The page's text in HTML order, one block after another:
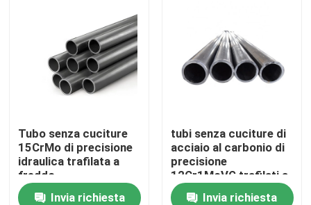
piatto di acciaio al carbonio
Tubo d'acciaio senza cuciture
Tubo senza cuciture della lega
Tubo ad alta pressione della caldaia
Tubo senza cuciture
15CrMo di precisione
idraulica trafilata a
freddo
Invia richiesta
tubi senza cuciture di
acciaio al carbonio di
precisione
12Cr1MoVG trafilati a
freddo
Invia richiesta